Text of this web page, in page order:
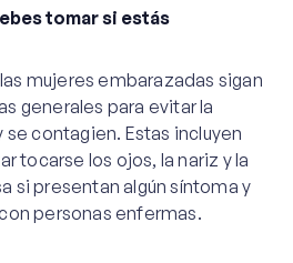
tomar si estás
mujeres embarazadas sigan
generales para evitar la
contagien. Estas incluyen
tocarse los ojos, la nariz y la
si presentan algún síntoma y
personas enfermas.